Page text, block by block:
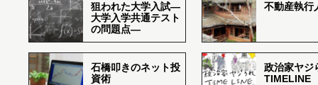
狙われた大学入試―
大学入学共通テスト
の問題点―
不動産執行
石橋叩きのネット投
資術
政治家ヤジ
TIMELINE